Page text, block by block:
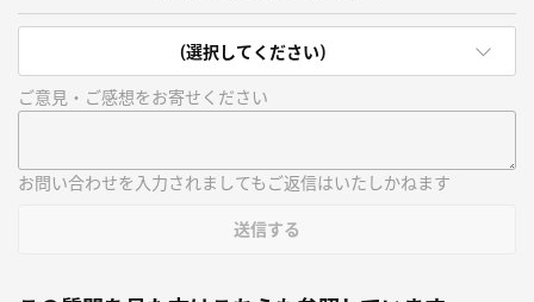
(選択してください)
ご意見・ご感想をお寄せください
お問い合わせを入力されましてもご返信はいたしかねます
送信する